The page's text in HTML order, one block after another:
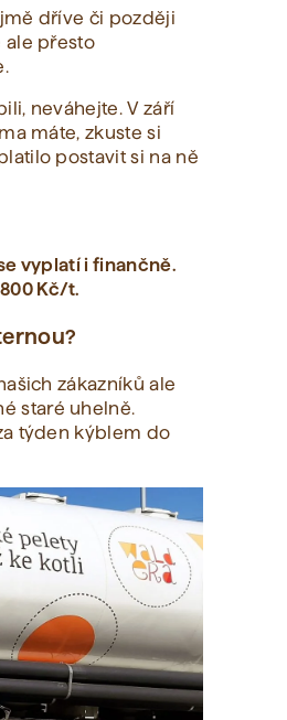
dříve či později
ale přesto
neváhejte. V září
máte, zkuste si
postavit si na ně
vyplatí i finančně.
Kč/t.
zákazníků ale
staré uhelně.
týden kýblem do